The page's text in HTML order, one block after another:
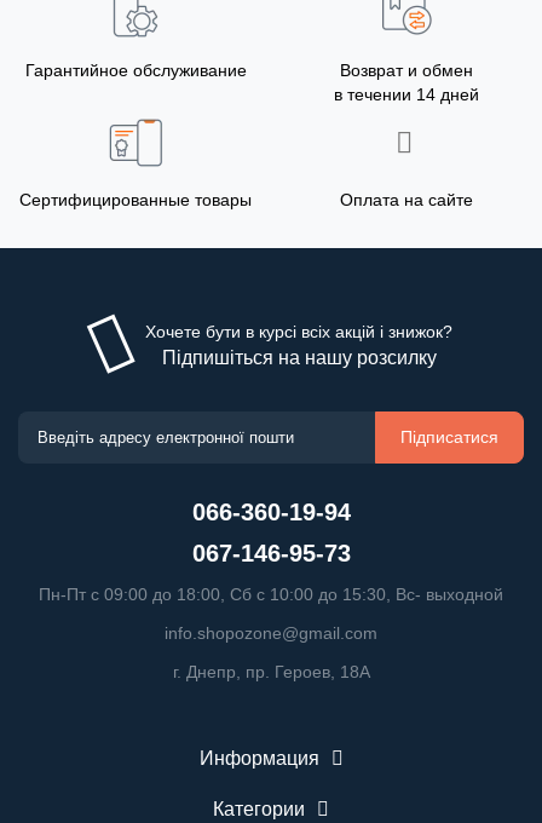
Гарантийное обслуживание
Возврат и обмен
в течении 14 дней
Сертифицированные товары Оплата на сайте
Хочете бути в курсі всіх акцій і знижок?
Підпишіться на нашу розсилку
Підписатися
066-360-19-94
067-146-95-73
Пн-Пт с 09:00 до 18:00, Сб с 10:00 до 15:30, Вс- выходной
info.shopozone@gmail.com
г. Днепр, пр. Героев, 18А
Информация
Категории